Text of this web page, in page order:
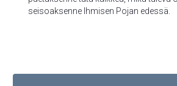
seisoaksenne Ihmisen Pojan edessä.